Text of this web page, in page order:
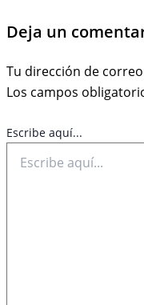
Deja un
Tu dirección de
Los campos
Escribe aquí...